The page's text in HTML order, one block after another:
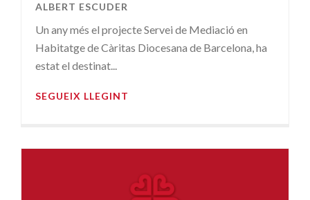
ALBERT ESCUDER
Un any més el projecte Servei de Mediació en
Habitatge de Càritas Diocesana de Barcelona, ha
estat el destinat...
SEGUEIX LLEGINT